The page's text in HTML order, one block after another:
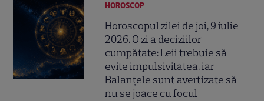
HOROSCOP
Horoscopul zilei de joi, 9 iulie
2026. O zi a deciziilor
cumpătate: Leii trebuie să
evite impulsivitatea, iar
Balanțele sunt avertizate să
nu se joace cu focul